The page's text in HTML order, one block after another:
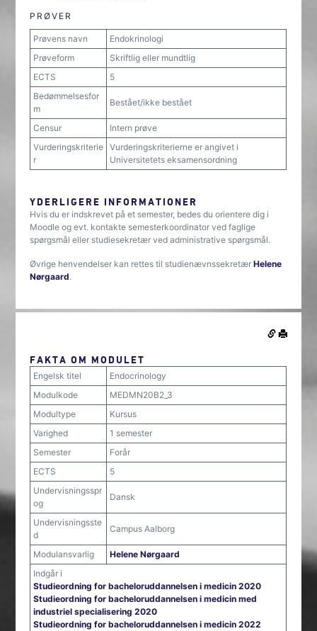
PRØVER
Prøvens navn
Endokrinologi
Prøveform
Skriftlig eller mundtlig
ECTS
5
Bedømmelsesfor
m
Bestået/ikke bestået
Censur
Intern prøve
Vurderingskriterie
r
Vurderingskriterierne er angivet i
Universitetets eksamensordning
YDERLIGERE INFORMATIONER
Hvis du er indskrevet på et semester, bedes du orientere dig i
Moodle og evt. kontakte semesterkoordinator ved faglige
spørgsmål eller studiesekretær ved administrative spørgsmål.
Øvrige henvendelser kan rettes til studienævnssekretærHelene
Nørgaard.
FAKTA OM MODULET
Engelsk titel
Endocrinology
Modulkode
MEDMN20B2_3
Modultype
Kursus
Varighed
1 semester
Semester
Forår
ECTS
5
Undervisningsspr
og
Dansk
Undervisningsste
d
Campus Aalborg
Modulansvarlig
Helene Nørgaard
Indgår i
Studieordning for bacheloruddannelsen i medicin 2020
Studieordning for bacheloruddannelsen i medicin med
industriel specialisering 2020
Studieordning for bacheloruddannelsen i medicin 2022